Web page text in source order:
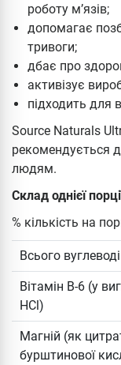
роботу м’язів;
допомагає
тривоги;
дбає про
активізує
підходить для
Source Naturals
рекомендується
людям.
Склад однієї
% кількість на
Всього
Вітамін B-6 (у
HCl)
Магній (як
бурштинової